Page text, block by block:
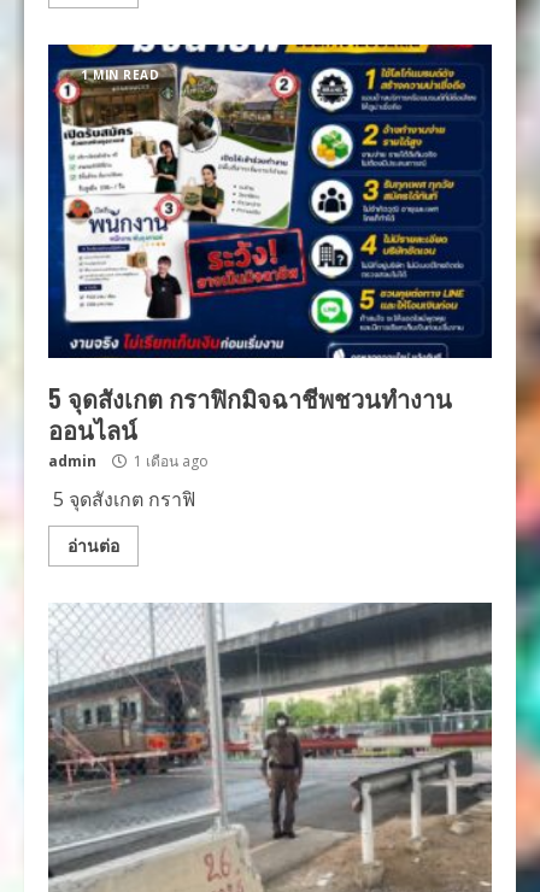
1 MIN READ
5 จุดสังเกต กราฟิกมิจฉาชีพชวนทำงาน
ออนไลน์
admin 1 เดือน ago
5 จุดสังเกต กราฟิ
อ่านต่อ